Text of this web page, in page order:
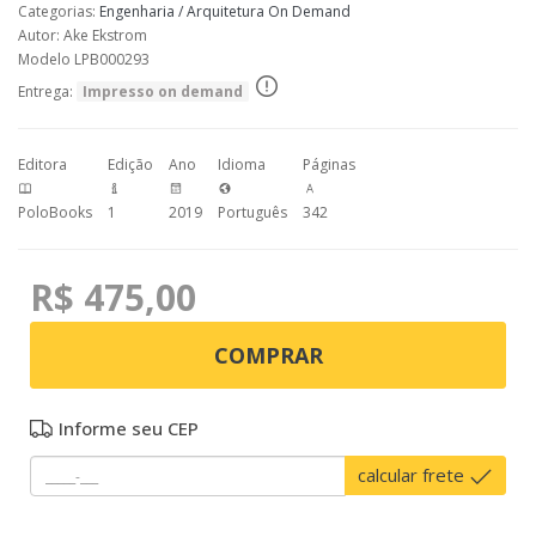
Categorias: Engenharia / Arquitetura On Demand
Autor: Ake Ekstrom
Modelo LPB000293
Entrega: Impresso on demand
Editora
PoloBooks
Edição
1
Ano
2019
Idioma
Português
Páginas
342
R$ 475,00
COMPRAR
Informe seu CEP
calcular frete